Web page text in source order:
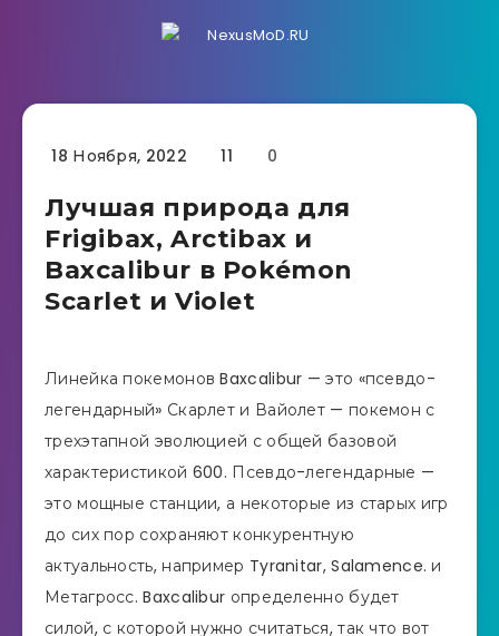
18 Ноября, 2022 11 0
Лучшая природа для
Frigibax, Arctibax и
Baxcalibur в Pokémon
Scarlet и Violet
Линейка покемонов Baxcalibur — это «псевдо-
легендарный» Скарлет и Вайолет — покемон с
трехэтапной эволюцией с общей базовой
характеристикой 600. Псевдо-легендарные —
это мощные станции, а некоторые из старых игр
до сих пор сохраняют конкурентную
актуальность, например Tyranitar, Salamence. и
Метагросс. Baxcalibur определенно будет
силой, с которой нужно считаться, так что вот